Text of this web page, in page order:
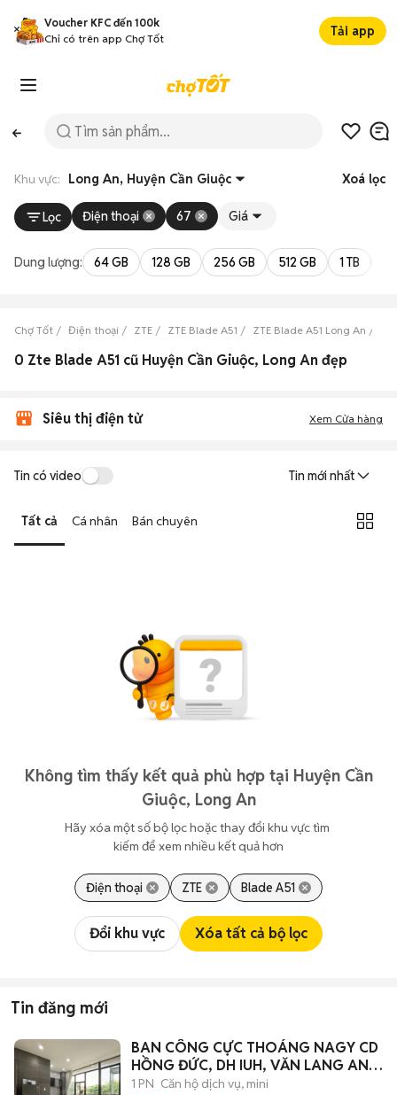
Voucher KFC đến 100k
Chỉ có trên app Chợ Tốt
Tải app
Khu vực: Long An, Huyện Cần Giuộc Xoá lọc
Lọc Điện thoại 67 Giá
Dung lượng: 64 GB 128 GB 256 GB 512 GB 1 TB
Chợ Tốt Điện thoại ZTE ZTE Blade A51 ZTE Blade A51 Long An
0 Zte Blade A51 cũ Huyện Cần Giuộc, Long An đẹp
Siêu thị điện tử Xem Cửa hàng
Tin có video Tin mới nhất
Tất cả Cá nhân Bán chuyên
Không tìm thấy kết quả phù hợp tại Huyện Cần
Giuộc, Long An
Hãy xóa một số bộ lọc hoặc thay đổi khu vực tìm
kiếm để xem nhiều kết quả hơn
Điện thoại ZTE Blade A51
Đổi khu vực Xóa tất cả bộ lọc
Tin đăng mới
BAN CÔNG CỰC THOÁNG NAGY CD
HỒNG ĐỨC, DH IUH, VĂN LANG AN
NINH GV
1 PN Căn hộ dịch vụ, mini